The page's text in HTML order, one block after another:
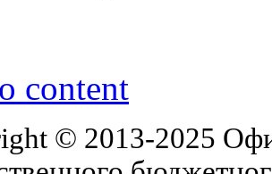
content
© 2013-2025